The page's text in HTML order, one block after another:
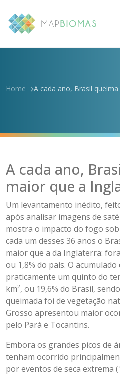
Home A cada ano, Brasil
A cada ano,
maior que a
Um levantamento inédito,
após analisar imagens de
mostra o impacto do fogo
cada um desses 36 anos o
maior que a da Inglaterra:
ou 1,8% do país. O
praticamente um quinto do
km², ou 19,6% do Brasil,
queimada foi de vegetação
Grosso apresentou maior
pelo Pará e Tocantins.
Embora os grandes picos de
tenham ocorrido
por eventos de seca extrema